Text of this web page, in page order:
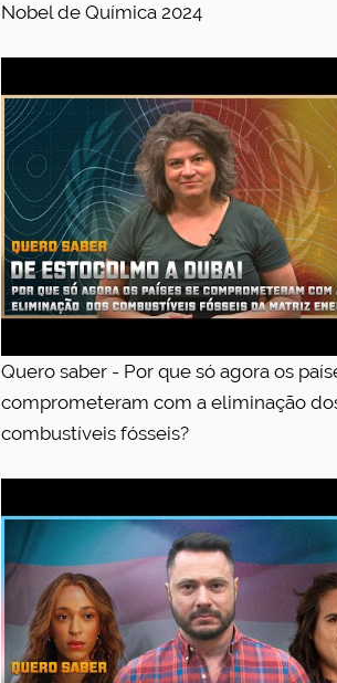
Nobel de Química 2024
Quero saber - Por que só agora os
comprometeram com a eliminação
combustíveis fósseis?